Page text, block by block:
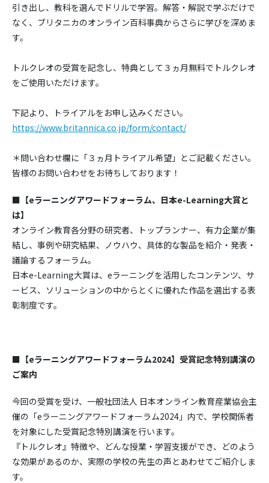
引き出し、教科を選んでドリルで学習。解答・解説で学ぶだけで
なく、ブリタニカのオンライン百科事典からさらに学びを深めま
す。
トルクレオの受賞を記念し、特典として３ヵ月無料でトルクレオ
をご使用いただけます。
下記より、トライアルをお申し込みください。
https://www.britannica.co.jp/form/contact/
＊問い合わせ欄に「３ヵ月トライアル希望」とご記載ください。
皆様のお問い合わせをお待ちしております！
■ 【eラーニングアワードフォーラム、日本e-Learning大賞と
は】
オンライン教育各分野の研究者、トップランナー、有力企業が集
結し、事例や研究結果、ノウハウ、具体的な製品を紹介・発表・
議論するフォーラム。
日本e-Learning大賞は、eラーニングを活用したコンテンツ、サ
ービス、ソリューションの中からとくに優れた作品を選出する表
彰制度です。
■ 【eラーニングアワードフォーラム2024】受賞記念特別講演の
ご案内
今回の受賞を受け、一般社団法人 日本オンライン教育産業協会主
催の「eラーニングアワードフォーラム2024」内で、学校関係者
を対象にした受賞記念特別講演を行います。
『トルクレオ』特徴や、どんな授業・学習支援ができ、どのよう
な効果があるのか、実際の学校の先生の声とあわせてご紹介しま
す。